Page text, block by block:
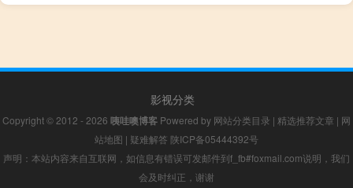
影视分类
Copyright © 2012 - 2026 咦哇噢博客 Powered by 网站分类目录 | 精选推荐文章 | 网
站地图 | 疑难解答 陕ICP备05444392号
声明：本站内容来自互联网，如信息有错误可发邮件到f_fb#foxmail.com说明，我们
会及时纠正，谢谢